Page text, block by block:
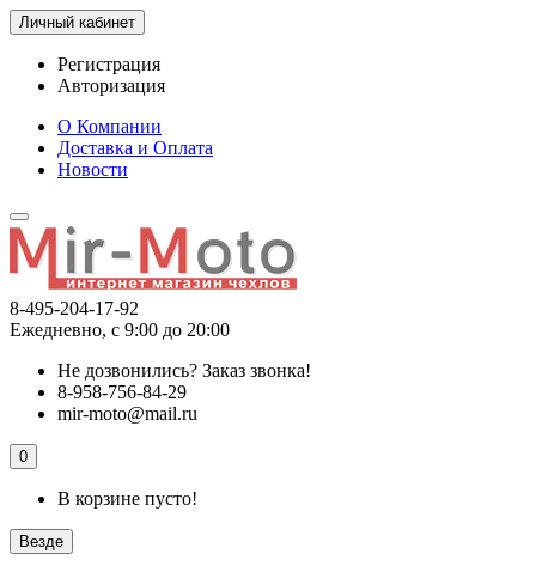
Личный кабинет
Регистрация
Авторизация
О Компании
Доставка и Оплата
Новости
8-495-204-17-92
Ежедневно, с 9:00 до 20:00
Не дозвонились? Заказ звонка!
8-958-756-84-29
mir-moto@mail.ru
0
В корзине пусто!
Везде